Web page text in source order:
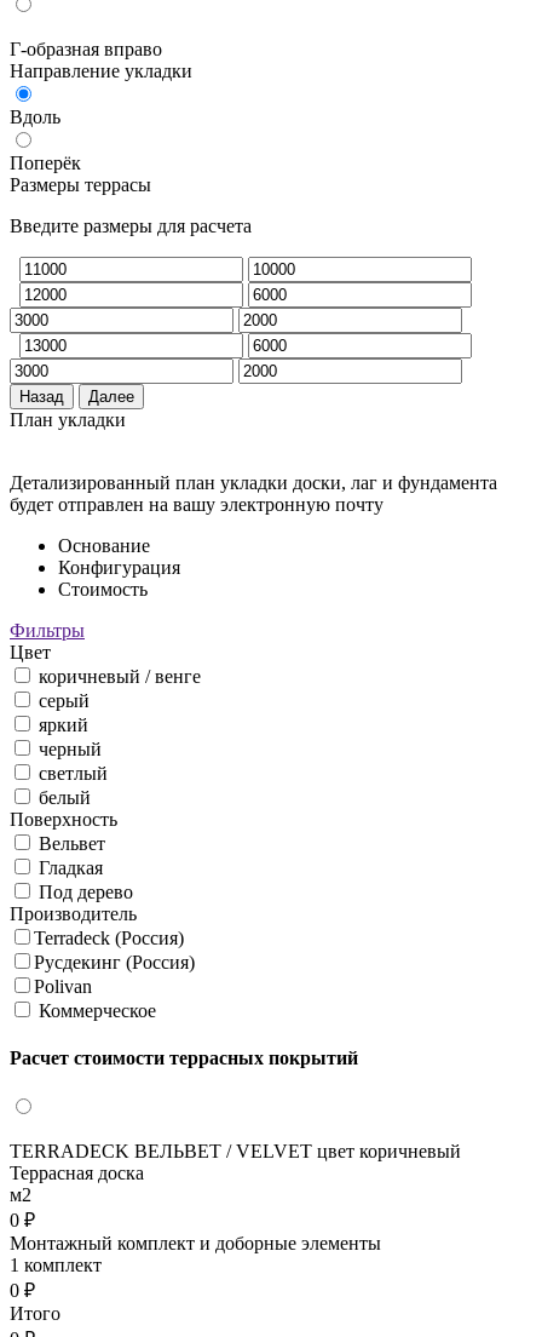
Г-образная вправо
Направление укладки
Вдоль
Поперёк
Размеры террасы
Введите размеры для расчета
Назад Далее
План укладки
Детализированный план укладки доски, лаг и фундамента
будет отправлен на вашу электронную почту
Основание
Конфигурация
Стоимость
Фильтры
Цвет
коричневый / венге
серый
яркий
черный
светлый
белый
Поверхность
Вельвет
Гладкая
Под дерево
Производитель
Terradeck (Россия)
Русдекинг (Россия)
Polivan
Коммерческое
Расчет стоимости террасных покрытий
TERRADECK ВЕЛЬВЕТ / VELVET цвет коричневый
Террасная доска
м2
0 ₽
Монтажный комплект и доборные элементы
1 комплект
0 ₽
Итого